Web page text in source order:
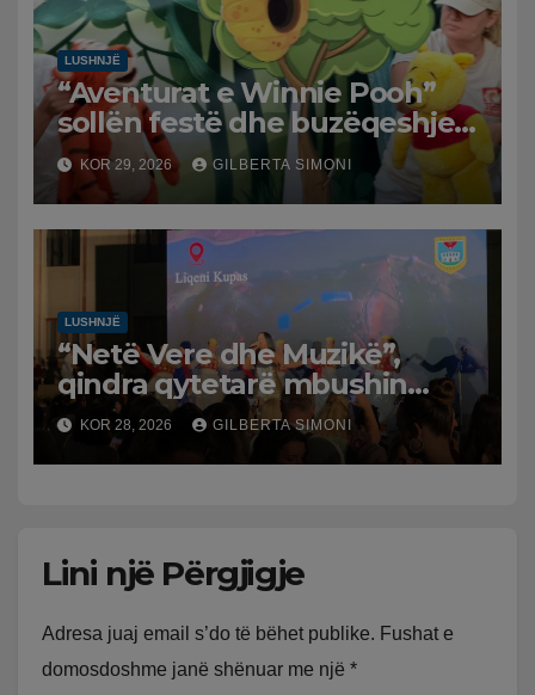
LUSHNJË
“Aventurat e Winnie Pooh”
sollën festë dhe buzëqeshje
për fëmijët në Lushnjë
KOR 29, 2026 GILBERTA SIMONI
LUSHNJË
“Netë Vere dhe Muzikë”,
qindra qytetarë mbushin
sheshin e Lushnjës
KOR 28, 2026 GILBERTA SIMONI
Lini një Përgjigje
Adresa juaj email s’do të bëhet publike. Fushat e
domosdoshme janë shënuar me një *